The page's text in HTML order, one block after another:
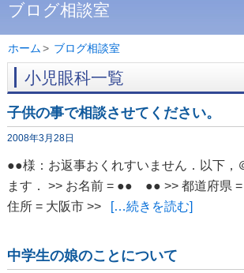
ブログ相談室
ホーム > ブログ相談室
小児眼科一覧
子供の事で相談させてください。
2008年3月28日
●●様：お返事おくれすいません．以下，
ます． >> お名前 = ●● ●● >> 都道府県 =
住所 = 大阪市 >>
[…続きを読む]
中学生の娘のことについて